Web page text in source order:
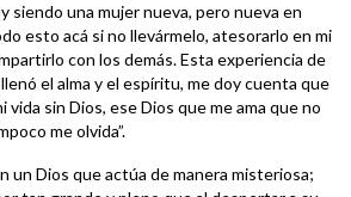
siendo una mujer nueva, pero nueva en
esto acá si no llevármelo, atesorarlo en mi
con los demás. Esta experiencia de
el alma y el espíritu, me doy cuenta que
vida sin Dios, ese Dios que me ama que no
me olvida”.
un Dios que actúa de manera misteriosa;